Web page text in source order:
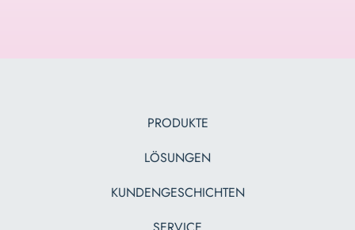
PRODUKTE
LÖSUNGEN
KUNDENGESCHICHTEN